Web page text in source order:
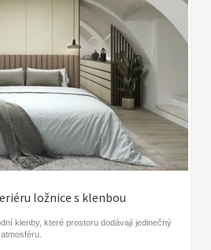
ložnice s klenbou
klenby, které prostoru dodávají jedinečný